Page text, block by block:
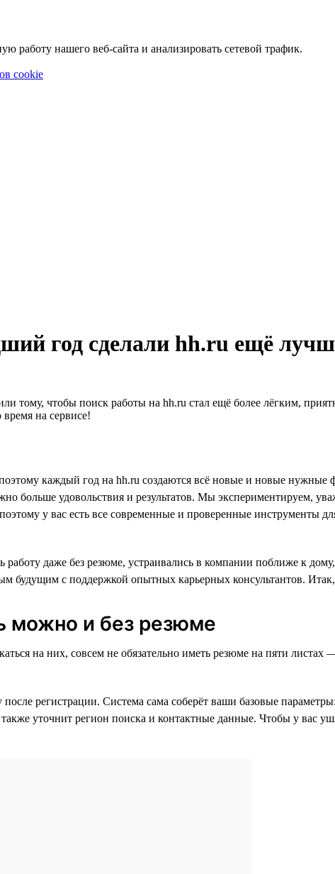
работу нашего веб-сайта и анализировать сетевой трафик.
cookie
год сделали hh.ru ещё
тому, чтобы поиск работы на hh.ru стал ещё более лёгким,
на сервисе!
каждый год на hh.ru создаются всё новые и новые
больше удовольствия и результатов. Мы экспериментируем,
у вас есть все современные и проверенные инструменты
даже без резюме, устраивались в компании поближе к дому,
с поддержкой опытных карьерных консультантов. Итак,
можно и без резюме
на них, совсем не обязательно иметь резюме на пяти
после регистрации. Система сама соберёт ваши базовые
также уточнит регион поиска и контактные данные. Чтобы у